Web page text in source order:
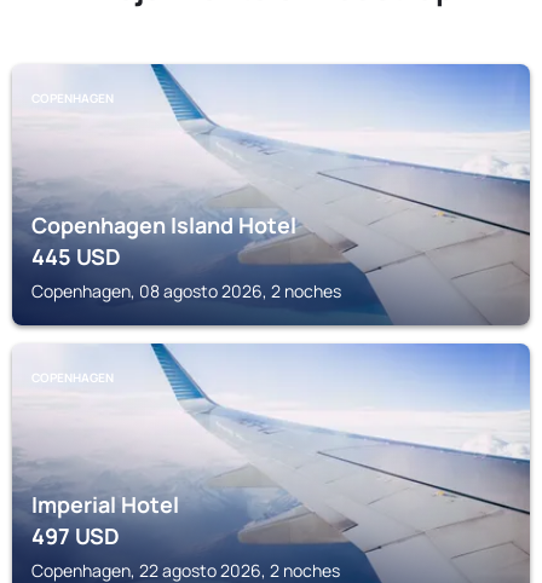
COPENHAGEN
Copenhagen Island Hotel
445USD
Copenhagen, 08 agosto 2026, 2 noches
COPENHAGEN
Imperial Hotel
497USD
Copenhagen, 22 agosto 2026, 2 noches